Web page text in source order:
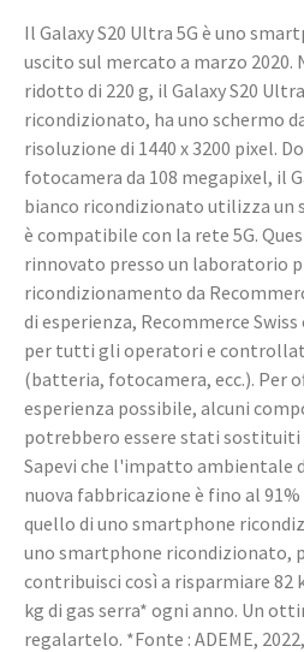
Il Galaxy S20 Ultra 5G è uno
uscito sul mercato a marzo 2020.
ridotto di 220 g, il Galaxy S20
ricondizionato, ha uno schermo
risoluzione di 1440 x 3200 pixel.
fotocamera da 108 megapixel, il
bianco ricondizionato utilizza un
è compatibile con la rete 5G.
rinnovato presso un laboratorio
ricondizionamento da
di esperienza, Recommerce
per tutti gli operatori e
(batteria, fotocamera, ecc.). Per
esperienza possibile, alcuni
potrebbero essere stati
Sapevi che l'impatto ambientale
nuova fabbricazione è fino al
quello di uno smartphone
uno smartphone ricondizionato,
contribuisci così a risparmiare 82
kg di gas serra* ogni anno. Un
regalartelo. *Fonte : ADEME,